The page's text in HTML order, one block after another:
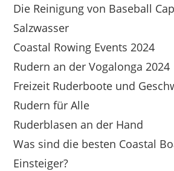
Die Reinigung von Baseball
Salzwasser
Coastal Rowing Events 2024
Rudern an der Vogalonga 2024
Freizeit Ruderboote und
Rudern für Alle
Ruderblasen an der Hand
Was sind die besten Coastal
Einsteiger?